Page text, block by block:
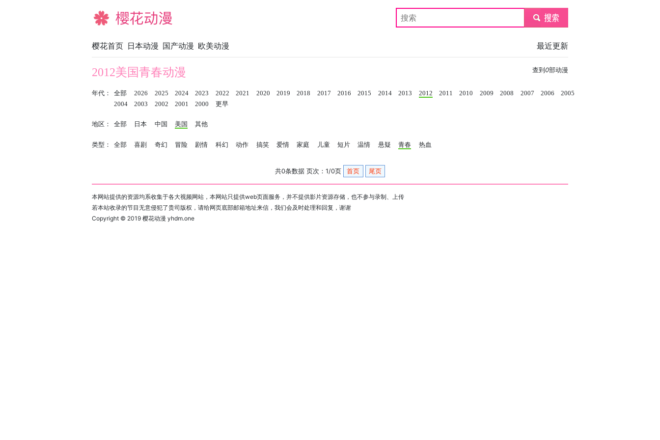
樱花动漫 submit
樱花首页 日本动漫 国产动漫 欧美动漫 最近更新
查到 0部动漫
2012美国青春动漫
年代： 全部 2026 2025 2024 2023 2022 2021 2020 2019 2018 2017 2016 2015 2014 2013 2012 2011 2010 2009 2008 2007 2006
2005
2004
2003 2002 2001 2000 更早
地区： 全部 日本 中国 美国 其他
类型： 全部 喜剧 奇幻 冒险 剧情 科幻 动作 搞笑 爱情 家庭 儿童 短片 温情 悬疑 青春 热血
共0条数据 页次：1/0页 首页 尾页
本网站提供的资源均系收集于各大视频网站，本网站只提供web页面服务，并不提供影片资源存储，也不参与录制、上传
若本站收录的节目无意侵犯了贵司版权，请给网页底部邮箱地址来信，我们会及时处理和回复，谢谢
Copyright © 2019 樱花动漫 yhdm.one